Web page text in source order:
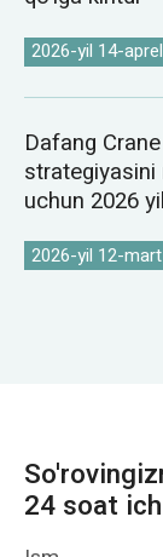
2026-yil 14-aprel
Dafang
uchun 2026
2026-yil 12-mart
24 soat